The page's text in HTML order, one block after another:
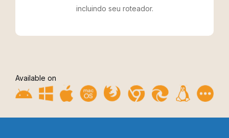
incluindo seu roteador.
Available on